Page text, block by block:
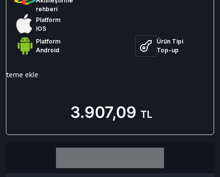
rehberi
Platform
IOS
Platform
Android
Ürün Tipi
Top-up
ekle
3.907,09 TL